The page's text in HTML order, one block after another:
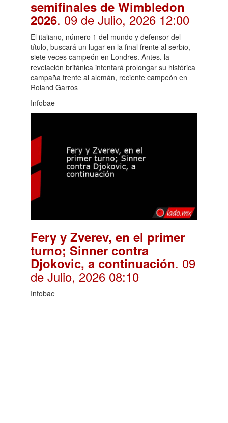
semifinales de Wimbledon
2026. 09 de Julio, 2026 12:00
El italiano, número 1 del mundo y defensor del
título, buscará un lugar en la final frente al serbio,
siete veces campeón en Londres. Antes, la
revelación británica intentará prolongar su histórica
campaña frente al alemán, reciente campeón en
Roland Garros
Infobae
Fery y Zverev, en el primer
turno; Sinner contra
Djokovic, a continuación. 09
de Julio, 2026 08:10
Infobae